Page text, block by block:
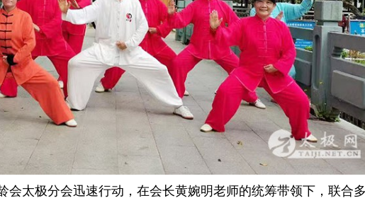
太极分会迅速行动，在会长黄婉明老师的统筹带领下，联合